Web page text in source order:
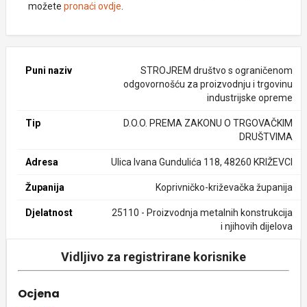
možete pronaći ovdje
Puni naziv
STROJREM društvo s ograničenom
odgovornošću za proizvodnju i trgovinu
industrijske opreme
Tip
D.O.O. PREMA ZAKONU O TRGOVAČKIM
DRUŠTVIMA
Adresa Ulica Ivana Gundulića 118, 48260 KRIŽEVCI
Županija Koprivničko-križevačka županija
Djelatnost
25110 - Proizvodnja metalnih konstrukcija
i njihovih dijelova
Vidljivo za registrirane korisnike
Ocjena